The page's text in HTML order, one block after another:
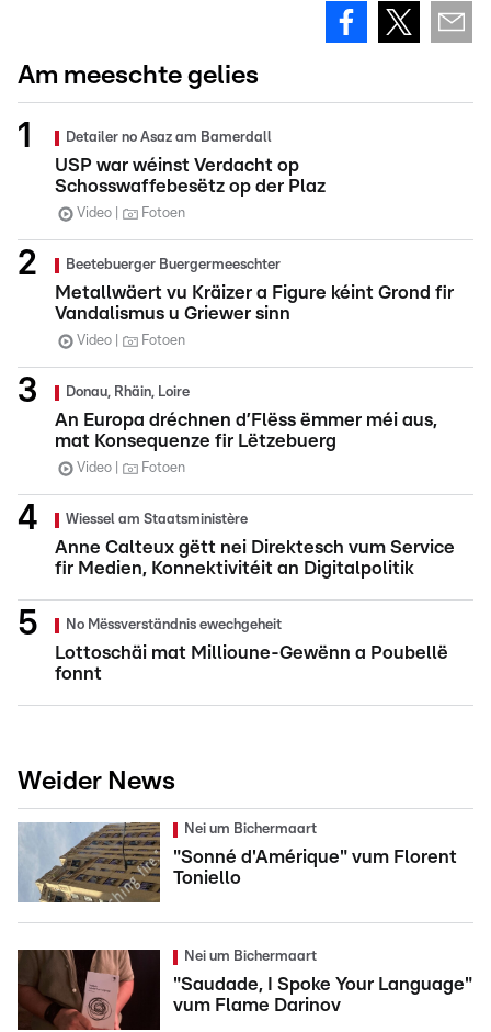
Am meeschte gelies
Detailer no Asaz am Bamerdall
USP war wéinst Verdacht op
Schosswaffebesëtz op der Plaz
Video Fotoen
Beetebuerger Buergermeeschter
Metallwäert vu Kräizer a Figure kéint Grond fir
Vandalismus u Griewer sinn
Video Fotoen
Donau, Rhäin, Loire
An Europa dréchnen d’Flëss ëmmer méi aus,
mat Konsequenze fir Lëtzebuerg
Video Fotoen
Wiessel am Staatsministère
Anne Calteux gëtt nei Direktesch vum Service
fir Medien, Konnektivitéit an Digitalpolitik
No Mëssverständnis ewechgeheit
Lottoschäi mat Millioune-Gewënn a Poubellë
fonnt
Weider News
Nei um Bichermaart
"Sonné d'Amérique" vum Florent
Toniello
Nei um Bichermaart
"Saudade, I Spoke Your Language"
vum Flame Darinov